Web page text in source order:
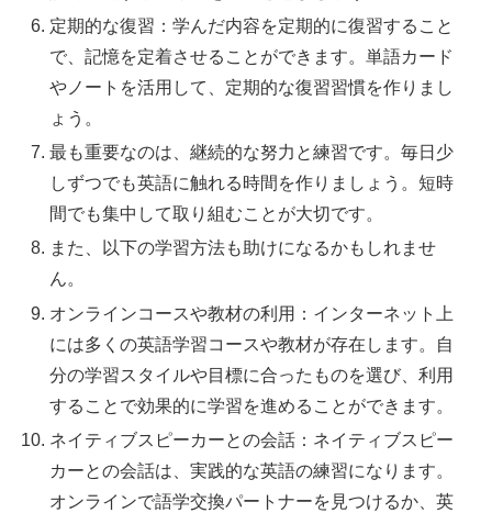
定期的な復習：学んだ内容を定期的に復習すること
で、記憶を定着させることができます。単語カード
やノートを活用して、定期的な復習習慣を作りまし
ょう。
最も重要なのは、継続的な努力と練習です。毎日少
しずつでも英語に触れる時間を作りましょう。短時
間でも集中して取り組むことが大切です。
また、以下の学習方法も助けになるかもしれませ
ん。
オンラインコースや教材の利用：インターネット上
には多くの英語学習コースや教材が存在します。自
分の学習スタイルや目標に合ったものを選び、利用
することで効果的に学習を進めることができます。
ネイティブスピーカーとの会話：ネイティブスピー
カーとの会話は、実践的な英語の練習になります。
オンラインで語学交換パートナーを見つけるか、英